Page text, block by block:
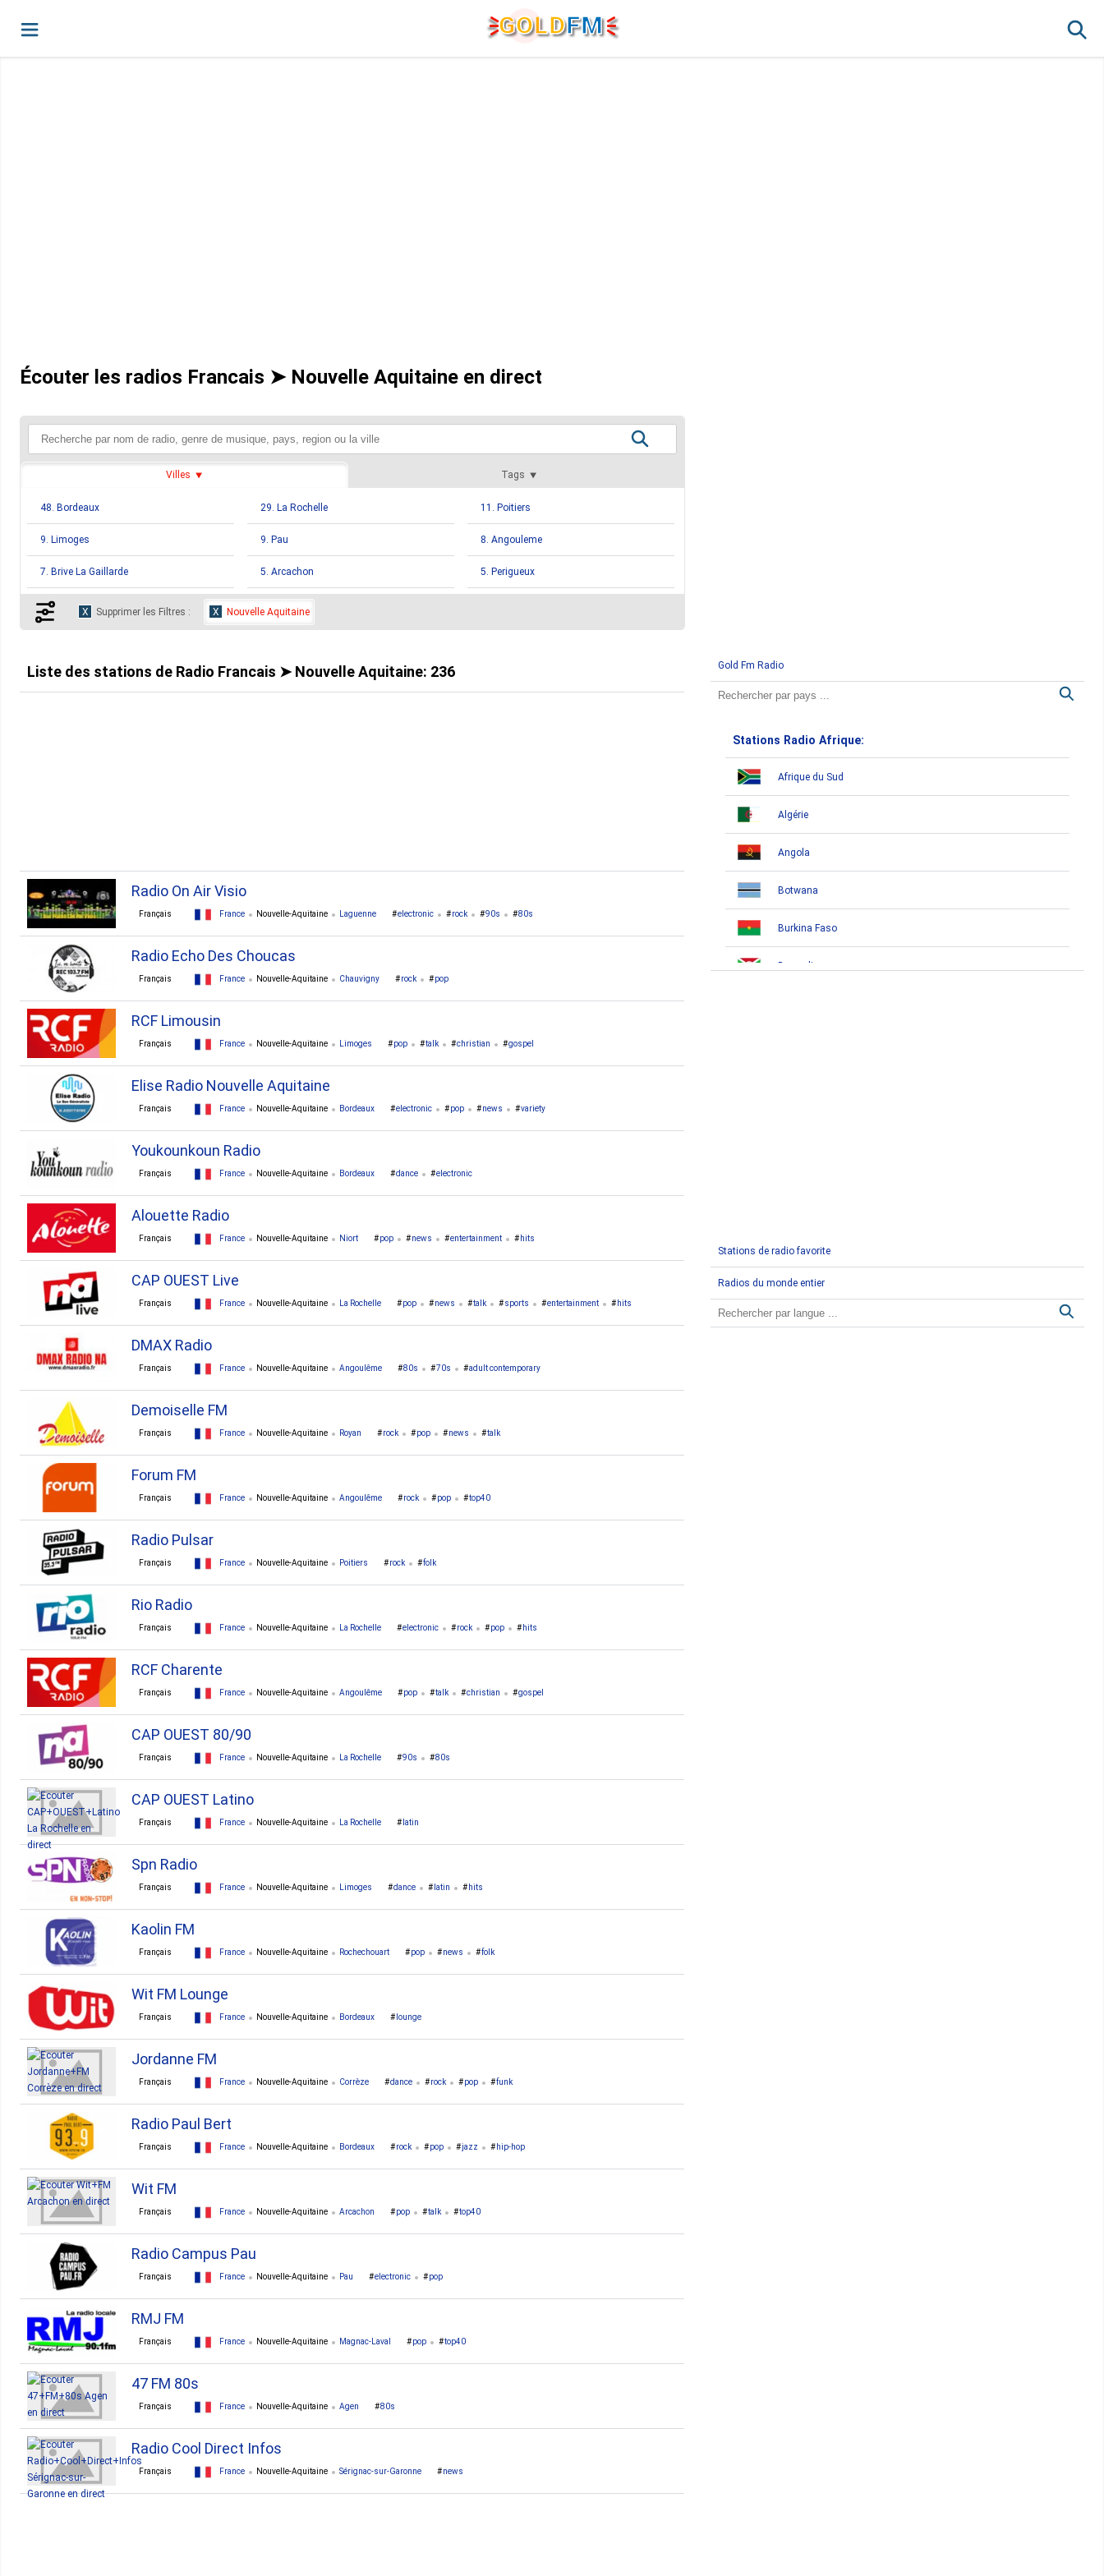
GOLDFM
Écouter les radios Francais ➤ Nouvelle Aquitaine en direct
Villes Tags
48. Bordeaux 29. La Rochelle 11. Poitiers
9. Limoges 9. Pau 8. Angouleme
7. Brive La Gaillarde 5. Arcachon 5. Perigueux
4. Bayonne
2. Gueret 2. Jonzac
Supprimer les Filtres : Nouvelle Aquitaine
Liste des stations de Radio Francais ➤ Nouvelle Aquitaine: 236
Radio On Air Visio
Français France Nouvelle-Aquitaine Laguenne electronic rock 90s 80s
Radio Echo Des Choucas
Français France Nouvelle-Aquitaine Chauvigny rock pop
RCF Limousin
Français France Nouvelle-Aquitaine Limoges pop talk christian gospel
Elise Radio Nouvelle Aquitaine
Français France Nouvelle-Aquitaine Bordeaux electronic pop news variety
Youkounkoun Radio
Français France Nouvelle-Aquitaine Bordeaux dance electronic
Alouette Radio
Français France Nouvelle-Aquitaine Niort pop news entertainment hits
CAP OUEST Live
Français France Nouvelle-Aquitaine La Rochelle pop news talk sports entertainment hits
DMAX Radio
Français France Nouvelle-Aquitaine Angoulême 80s 70s adult contemporary
Demoiselle FM
Français France Nouvelle-Aquitaine Royan rock pop news talk
Forum FM
Français France Nouvelle-Aquitaine Angoulême rock pop top40
Radio Pulsar
Français France Nouvelle-Aquitaine Poitiers rock folk
Rio Radio
Français France Nouvelle-Aquitaine La Rochelle electronic rock pop hits
RCF Charente
Français France Nouvelle-Aquitaine Angoulême pop talk christian gospel
CAP OUEST 80/90
Français France Nouvelle-Aquitaine La Rochelle 90s 80s
CAP OUEST Latino
Français France Nouvelle-Aquitaine La Rochelle latin
Spn Radio
Français France Nouvelle-Aquitaine Limoges dance latin hits
Kaolin FM
Français France Nouvelle-Aquitaine Rochechouart pop news folk
Wit FM Lounge
Français France Nouvelle-Aquitaine Bordeaux lounge
Jordanne FM
Français France Nouvelle-Aquitaine Corrèze dance rock pop funk
Radio Paul Bert
Français France Nouvelle-Aquitaine Bordeaux rock pop jazz hip-hop
Wit FM
Français France Nouvelle-Aquitaine Arcachon pop talk top40
Radio Campus Pau
Français France Nouvelle-Aquitaine Pau electronic pop
RMJ FM
Français France Nouvelle-Aquitaine Magnac-Laval pop top40
47 FM 80s
Français France Nouvelle-Aquitaine Agen 80s
Radio Cool Direct Infos
Français France Nouvelle-Aquitaine Sérignac-sur-Garonne news
Gold Fm Radio
Stations Radio Afrique:
Afrique du Sud
Algérie
Angola
Botwana
Burkina Faso
Burundi
Egypte
Stations de radio favorite
Radios du monde entier